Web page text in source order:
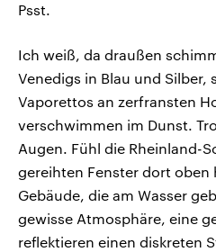
Psst.
Ich weiß, da draußen
Venedigs in Blau und
Vaporettos an zerfransten
verschwimmen im Dunst.
Augen. Fühl die Rheinland-
gereihten Fenster dort
Gebäude, die am Wasser
gewisse Atmosphäre, eine
reflektieren einen diskreten